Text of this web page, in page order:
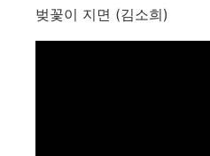
벚꽃이 지면 (김소희)